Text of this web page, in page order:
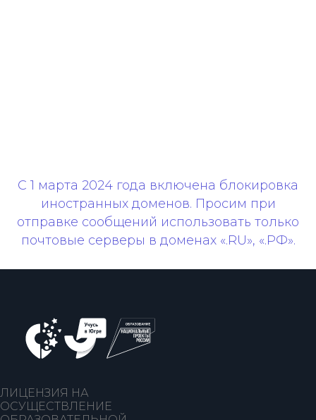
С 1 марта 2024 года включена блокировка
иностранных доменов. Просим при
отправке сообщений использовать только
почтовые серверы в доменах «.RU», «.РФ».
ЛИЦЕНЗИЯ НА
ОСУЩЕСТВЛЕНИЕ